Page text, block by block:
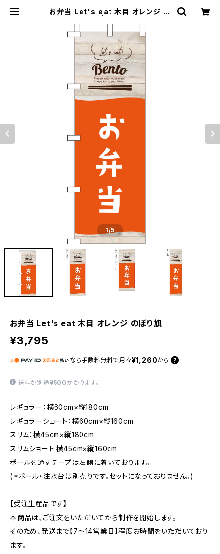
お弁当 Let's eat 木目 オレンジ の
1/5
お弁当 Let's eat 木目 オレンジ のぼり旗
¥3,795
なら 手数料無料で 月々¥1,260から
送料が別途 ¥500 かかります。
レギュラー：横60cm×縦180cm
レギュラーショート：横60cm×縦160cm
スリム：横45cm×縦180cm
スリムショート:横45cm×縦160cm
ポールを通すテープは左側に着いております。
(＊ポール・注水台は別売りです。セットになっておりません。)
【受注生産品です】
本商品は、ご注文をいただいてから制作を開始します。
そのため、発送まで【7〜14営業日】程度お時間をいただいており
ます。